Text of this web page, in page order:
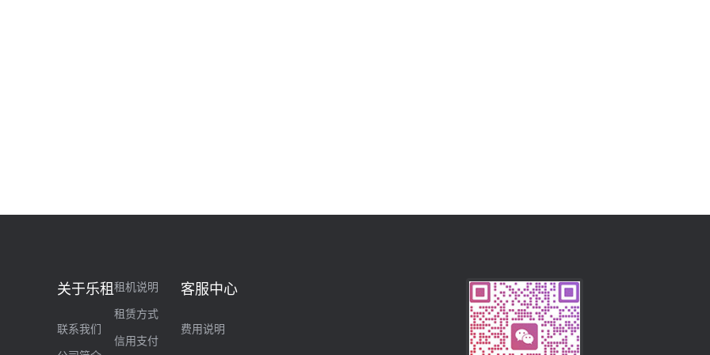
关于乐租
联系我们
租机说明
租赁方式
信用支付
客服中心
费用说明